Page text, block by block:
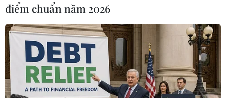
điểm chuẩn năm 2026